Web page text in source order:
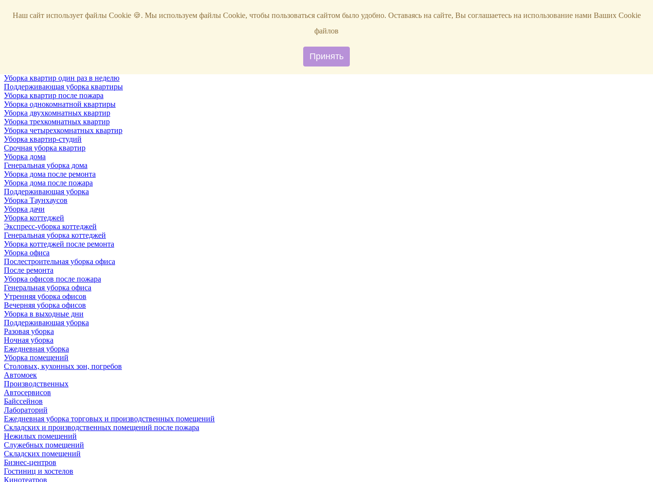
Уборка
Уборка квартир один раз в неделю
Поддерживающая уборка квартиры
Уборка квартир после пожара
Уборка однокомнатной квартиры
Уборка двухкомнатных квартир
Уборка трехкомнатных квартир
Уборка четырехкомнатных квартир
Уборка квартир-студий
Срочная уборка квартир
Уборка дома
Генеральная уборка дома
Уборка дома после ремонта
Уборка дома после пожара
Поддерживающая уборка
Уборка Таунхаусов
Уборка дачи
Уборка коттеджей
Экспресс-уборка коттеджей
Генеральная уборка коттеджей
Уборка коттеджей после ремонта
Уборка офиса
Послестроительная уборка офиса
После ремонта
Уборка офисов после пожара
Генеральная уборка офиса
Утренняя уборка офисов
Вечерняя уборка офисов
Уборка в выходные дни
Поддерживающая уборка
Разовая уборка
Ночная уборка
Ежедневная уборка
Уборка помещений
Столовых, кухонных зон, погребов
Автомоек
Производственных
Автосервисов
Байссейнов
Лабораторий
Ежедневная уборка торговых и производственных помещений
Складских и производственных помещений после пожара
Нежилых помещений
Служебных помещений
Складских помещений
Бизнес-центров
Гостиниц и хостелов
Кинотеатров
Наш сайт использует файлы Cookie 🍪. Мы используем файлы Cookie, чтобы пользоваться сайтом было удобно. Оставаясь на сайте, Вы соглашаетесь на использование нами Ваших Cookie
файлов
Принять